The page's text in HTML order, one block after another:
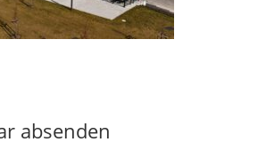
absenden